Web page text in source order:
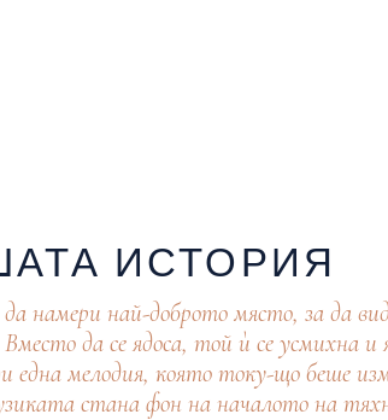
ИСТОРИЯ
намери най-доброто място, за да
да се ядоса, той ѝ се усмихна и
мелодия, която току-що беше
стана фон на началото на